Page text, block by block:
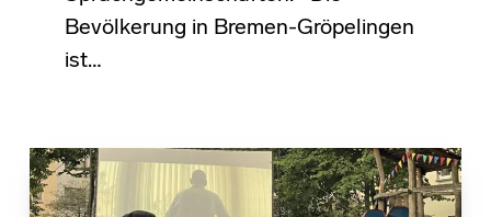
Bevölkerung in Bremen-Gröpelingen
ist…